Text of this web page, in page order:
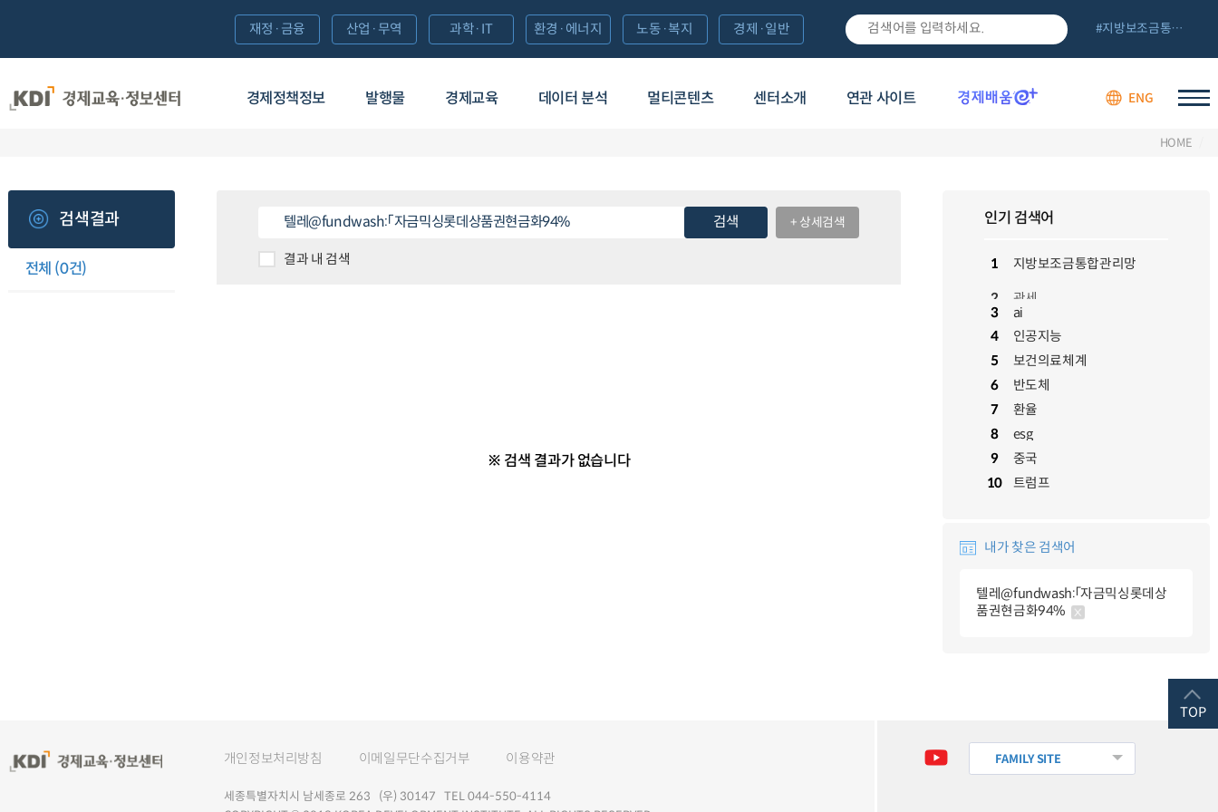
경제정책정보 발행물 경제교육 데이터 분석 멀티콘텐츠 센터소개 연관 사이트 ENG
재정·금융 산업·무역 과학·IT 환경·에너지 노동·복지 경제·일반 #지방보조금통합관리망
HOME
검색결과
전체 (0건)
검색 + 상세검색
결과 내 검색
※ 검색 결과가 없습니다
인기 검색어
1 지방보조금통합관리망
2
관세
2
관세
3
ai
4
인공지능
5
보건의료체계
6
반도체
7
환율
8
esg
9
중국
10
트럼프
내가 찾은 검색어
텔레@fundwash:「자금믹싱롯데상
품권현금화94%
FAMILY SITE
개인정보처리방침 이메일무단수집거부 이용약관
세종특별자치시 남세종로 263 (우) 30147 TEL 044-550-4114
TOP